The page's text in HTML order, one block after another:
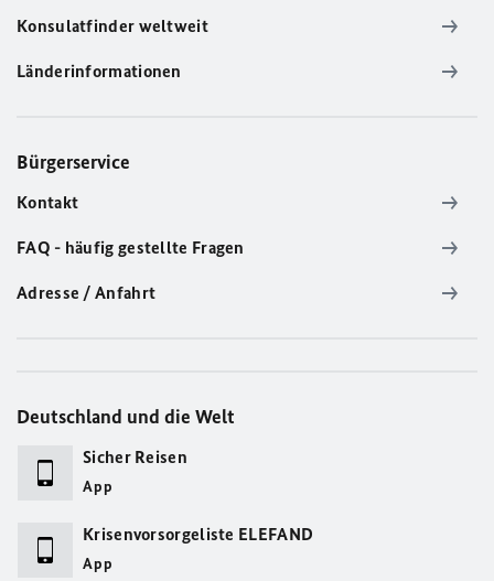
Konsulatfinder weltweit
Länderinformationen
Bürgerservice
Kontakt
FAQ - häufig gestellte Fragen
Adresse / Anfahrt
Deutschland und die Welt
Sicher Reisen
App
Krisenvorsorgeliste ELEFAND
App